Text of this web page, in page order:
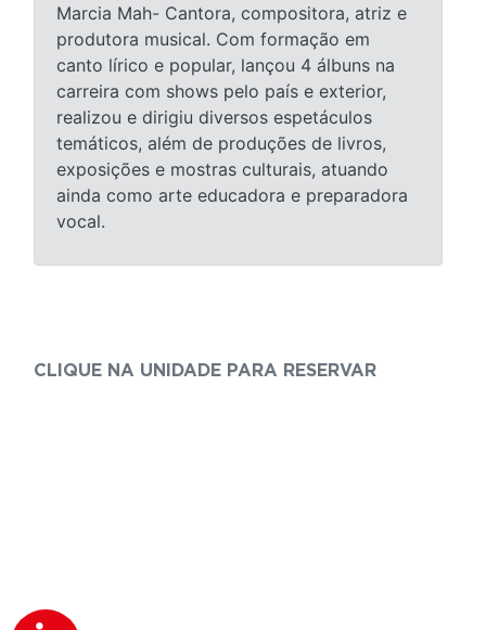
Marcia Mah- Cantora, compositora, atriz e
produtora musical. Com formação em
canto lírico e popular, lançou 4 álbuns na
carreira com shows pelo país e exterior,
realizou e dirigiu diversos espetáculos
temáticos, além de produções de livros,
exposições e mostras culturais, atuando
ainda como arte educadora e preparadora
vocal.
CLIQUE NA UNIDADE PARA RESERVAR